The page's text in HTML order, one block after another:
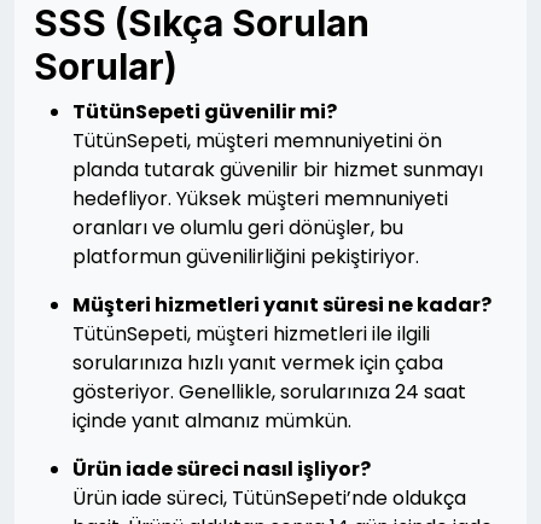
SSS (Sıkça Sorulan
Sorular)
TütünSepeti güvenilir mi?
TütünSepeti, müşteri memnuniyetini ön
planda tutarak güvenilir bir hizmet sunmayı
hedefliyor. Yüksek müşteri memnuniyeti
oranları ve olumlu geri dönüşler, bu
platformun güvenilirliğini pekiştiriyor.
Müşteri hizmetleri yanıt süresi ne kadar?
TütünSepeti, müşteri hizmetleri ile ilgili
sorularınıza hızlı yanıt vermek için çaba
gösteriyor. Genellikle, sorularınıza 24 saat
içinde yanıt almanız mümkün.
Ürün iade süreci nasıl işliyor?
Ürün iade süreci, TütünSepeti’nde oldukça